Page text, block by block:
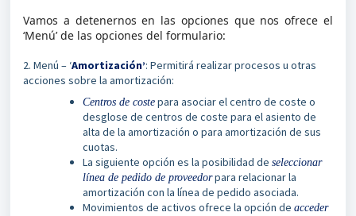
Vamos a detenernos en las opciones que nos ofrece el
‘Menú’ de las opciones del formulario:
2. Menú – ‘Amortización’: Permitirá realizar procesos u otras
acciones sobre la amortización:
Centros de coste para asociar el centro de coste o
desglose de centros de coste para el asiento de
alta de la amortización o para amortización de sus
cuotas.
La siguiente opción es la posibilidad deseleccionar
línea de pedido de proveedorpara relacionar la
amortización con la línea de pedido asociada.
Movimientos de activos ofrece la opción deacceder